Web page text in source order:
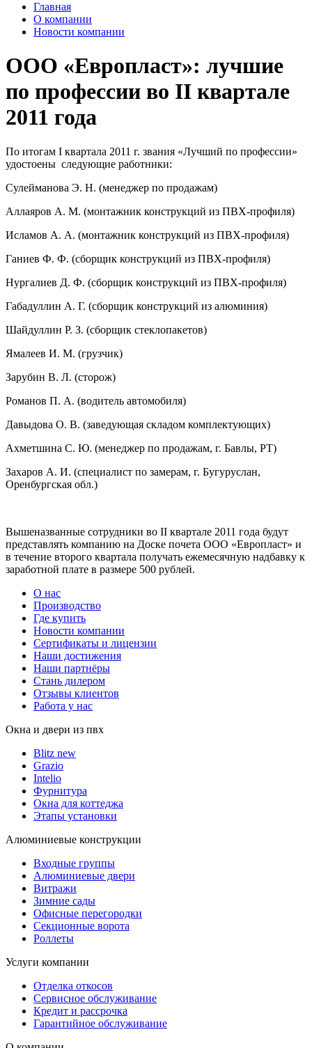
Главная
О компании
Новости компании
ООО «Европласт»: лучшие
по профессии во II квартале
2011 года
По итогам I квартала 2011 г. звания «Лучший по профессии»
удостоены следующие работники:
Сулейманова Э. Н. (менеджер по продажам)
Аллаяров А. М. (монтажник конструкций из ПВХ-профиля)
Исламов А. А. (монтажник конструкций из ПВХ-профиля)
Ганиев Ф. Ф. (сборщик конструкций из ПВХ-профиля)
Нургалиев Д. Ф. (сборщик конструкций из ПВХ-профиля)
Габадуллин А. Г. (сборщик конструкций из алюминия)
Шайдуллин Р. З. (сборщик стеклопакетов)
Ямалеев И. М. (грузчик)
Зарубин В. Л. (сторож)
Романов П. А. (водитель автомобиля)
Давыдова О. В. (заведующая складом комплектующих)
Ахметшина С. Ю. (менеджер по продажам, г. Бавлы, РТ)
Захаров А. И. (специалист по замерам, г. Бугуруслан,
Оренбургская обл.)
Вышеназванные сотрудники во II квартале 2011 года будут
представлять компанию на Доске почета ООО «Европласт» и
в течение второго квартала получать ежемесячную надбавку к
заработной плате в размере 500 рублей.
О нас
Производство
Где купить
Новости компании
Сертификаты и лицензии
Наши достижения
Наши партнёры
Стань дилером
Отзывы клиентов
Работа у нас
Окна и двери из пвх
Blitz new
Grazio
Intelio
Фурнитура
Окна для коттеджа
Этапы установки
Алюминиевые конструкции
Входные группы
Алюминиевые двери
Витражи
Зимние сады
Офисные перегородки
Секционные ворота
Роллеты
Услуги компании
Отделка откосов
Сервисное обслуживание
Кредит и рассрочка
Гарантийное обслуживание